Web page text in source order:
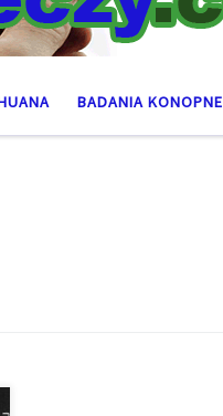
BADANIA KONOPNE